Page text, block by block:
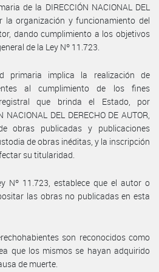
de la DIRECCIÓN NACIONAL DEL
la organización y funcionamiento del
dando cumplimiento a los objetivos
de la Ley Nº 11.723.
primaria implica la realización de
al cumplimiento de los fines
que brinda el Estado, por
DEL DERECHO DE AUTOR,
obras publicadas y publicaciones
de obras inéditas, y la inscripción
su titularidad.
Nº 11.723, establece que el autor o
las obras no publicadas en esta
son reconocidos como
que los mismos se hayan adquirido
de muerte.